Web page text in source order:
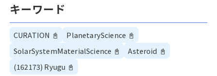
キーワード
CURATION 📓 PlanetaryScience 📓
SolarSystemMaterialScience 📓 Asteroid 📓
(162173) Ryugu 📓